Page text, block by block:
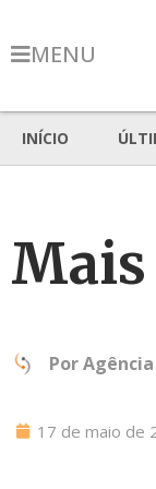
MENU
INÍCIO
Mais
Por
17 de maio de